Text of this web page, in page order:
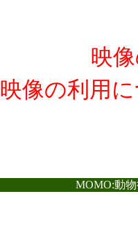
映
映像の利用
MOMO:動